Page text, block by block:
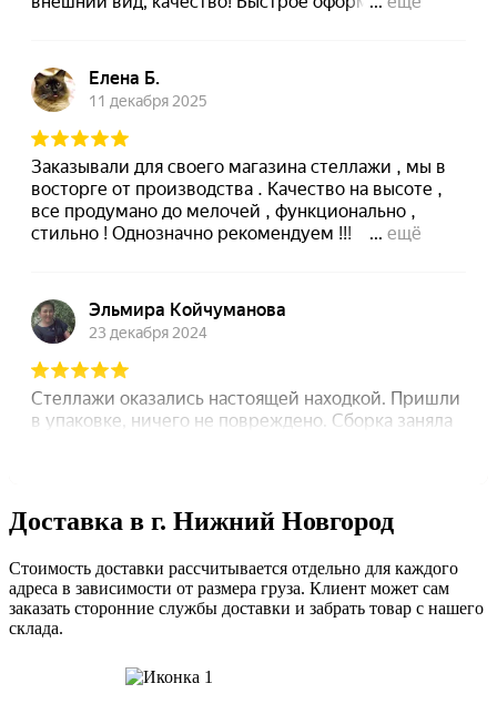
Доставка в г. Нижний Новгород
Стоимость доставки рассчитывается отдельно для каждого
адреса в зависимости от размера груза. Клиент может сам
заказать сторонние службы доставки и забрать товар с нашего
склада.